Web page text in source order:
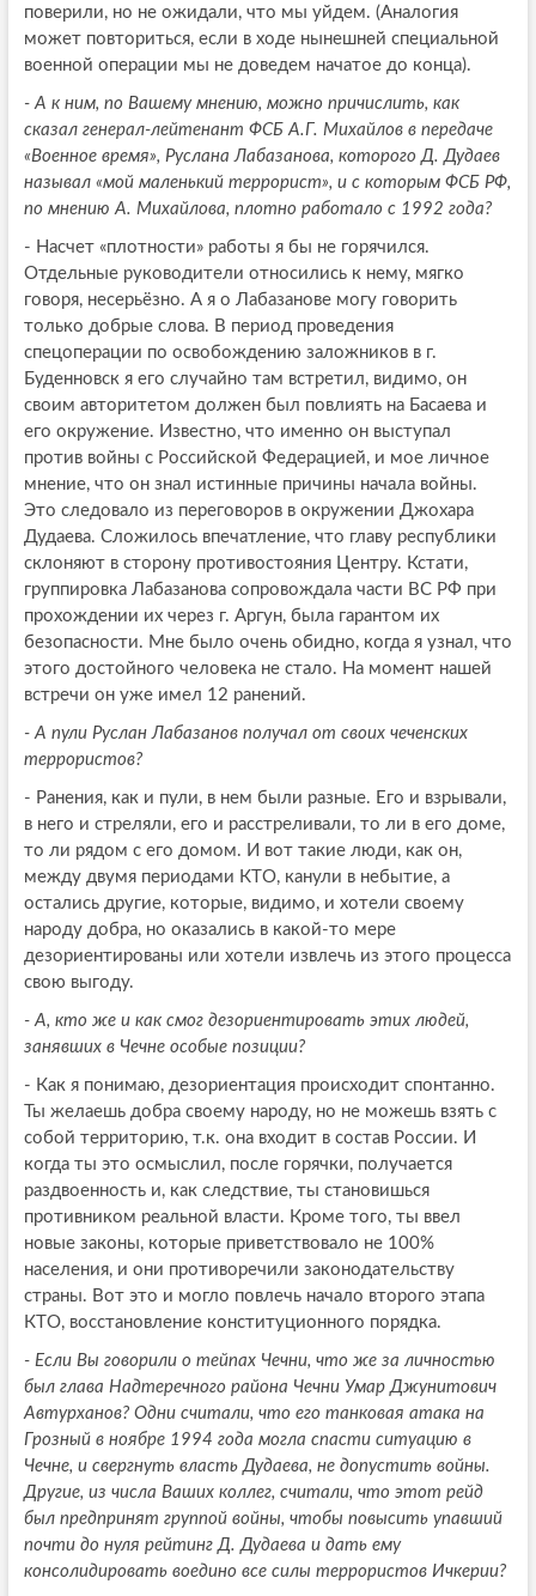
поверили, но не ожидали, что мы уйдем. (Аналогия
может повториться, если в ходе нынешней специальной
военной операции мы не доведем начатое до конца).
- А к ним, по Вашему мнению, можно причислить, как
сказал генерал-лейтенант ФСБ А.Г. Михайлов в передаче
«Военное время», Руслана Лабазанова, которого Д. Дудаев
называл «мой маленький террорист», и с которым ФСБ РФ,
по мнению А. Михайлова, плотно работало с 1992 года?
- Насчет «плотности» работы я бы не горячился.
Отдельные руководители относились к нему, мягко
говоря, несерьёзно. А я о Лабазанове могу говорить
только добрые слова. В период проведения
спецоперации по освобождению заложников в г.
Буденновск я его случайно там встретил, видимо, он
своим авторитетом должен был повлиять на Басаева и
его окружение. Известно, что именно он выступал
против войны с Российской Федерацией, и мое личное
мнение, что он знал истинные причины начала войны.
Это следовало из переговоров в окружении Джохара
Дудаева. Сложилось впечатление, что главу республики
склоняют в сторону противостояния Центру. Кстати,
группировка Лабазанова сопровождала части ВС РФ при
прохождении их через г. Аргун, была гарантом их
безопасности. Мне было очень обидно, когда я узнал, что
этого достойного человека не стало. На момент нашей
встречи он уже имел 12 ранений.
- А пули Руслан Лабазанов получал от своих чеченских
террористов?
- Ранения, как и пули, в нем были разные. Его и взрывали,
в него и стреляли, его и расстреливали, то ли в его доме,
то ли рядом с его домом. И вот такие люди, как он,
между двумя периодами КТО, канули в небытие, а
остались другие, которые, видимо, и хотели своему
народу добра, но оказались в какой-то мере
дезориентированы или хотели извлечь из этого процесса
свою выгоду.
- А, кто же и как смог дезориентировать этих людей,
занявших в Чечне особые позиции?
- Как я понимаю, дезориентация происходит спонтанно.
Ты желаешь добра своему народу, но не можешь взять с
собой территорию, т.к. она входит в состав России. И
когда ты это осмыслил, после горячки, получается
раздвоенность и, как следствие, ты становишься
противником реальной власти. Кроме того, ты ввел
новые законы, которые приветствовало не 100%
населения, и они противоречили законодательству
страны. Вот это и могло повлечь начало второго этапа
КТО, восстановление конституционного порядка.
- Если Вы говорили о тейпах Чечни, что же за личностью
был глава Надтеречного района Чечни Умар Джунитович
Автурханов? Одни считали, что его танковая атака на
Грозный в ноябре 1994 года могла спасти ситуацию в
Чечне, и свергнуть власть Дудаева, не допустить войны.
Другие, из числа Ваших коллег, считали, что этот рейд
был предпринят группой войны, чтобы повысить упавший
почти до нуля рейтинг Д. Дудаева и дать ему
консолидировать воедино все силы террористов Ичкерии?